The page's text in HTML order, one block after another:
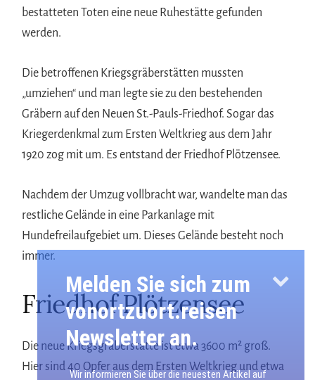
bestatteten Toten eine neue Ruhestätte gefunden
werden.
Die betroffenen Kriegsgräberstätten mussten
„umziehen“ und man legte sie zu den bestehenden
Gräbern auf den Neuen St.-Pauls-Friedhof. Sogar das
Kriegerdenkmal zum Ersten Weltkrieg aus dem Jahr
1920 zog mit um. Es entstand der Friedhof Plötzensee.
Nachdem der Umzug vollbracht war, wandelte man das
restliche Gelände in eine Parkanlage mit
Hundefreilaufgebiet um. Dieses Gelände besteht noch
immer.
Friedhof Plötzensee
Die neue Kriegsgräberstätte ist etwa 3600 m² groß.
Hier sind 40 Opfer aus dem Ersten Weltkrieg und etwa
Melden Sie sich zum
vonortzuort.reisen
Newsletter an.
Wir informieren Sie über die neuesten Artikel auf